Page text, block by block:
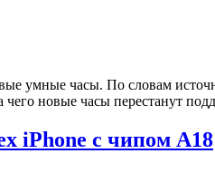
умные часы. По словам
новые часы перестанут
iPhone с чипом A18